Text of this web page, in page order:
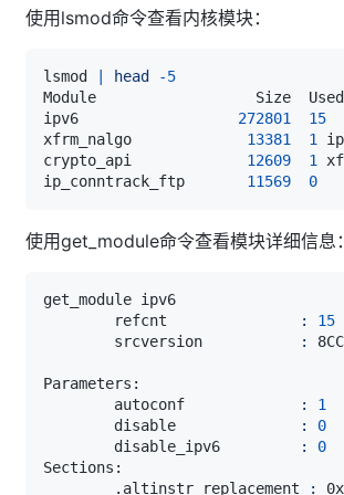
使用lsmod命令查看内核模块：
lsmod head
-5
ipv6 272801
15
xfrm_nalgo 13381 1
crypto_api 12609 1
ip_conntrack_ftp 11569 0
使用get_module命令查看模块详细信息：
        refcnt
:
15
        srcversion
:
        autoconf
:
1
        disable
:
0
        disable_ipv6
:
0
        .altinstr_replacement
: